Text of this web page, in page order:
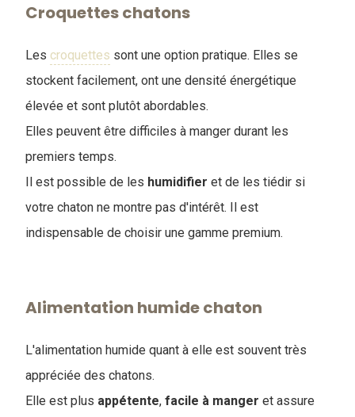
Croquettes chatons
Les croquettes sont une option pratique. Elles se
stockent facilement, ont une densité énergétique
élevée et sont plutôt abordables.
Elles peuvent être difficiles à manger durant les
premiers temps.
Il est possible de les humidifier et de les tiédir si
votre chaton ne montre pas d'intérêt. Il est
indispensable de choisir une gamme premium.
Alimentation humide chaton
L'alimentation humide quant à elle est souvent très
appréciée des chatons.
Elle est plus appétente, facile à manger et assure